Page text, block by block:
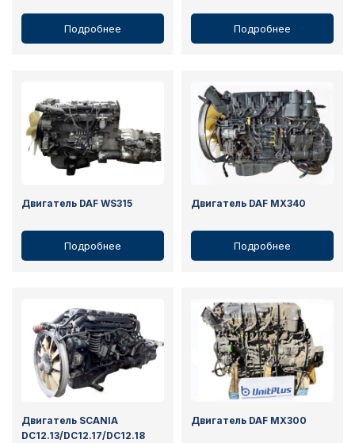
Подробнее Подробнее
Двигатель DAF WS315
Подробнее
Двигатель DAF MX340
Подробнее
Двигатель SCANIA
DC12.13/DC12.17/DC12.18
Двигатель DAF MX300